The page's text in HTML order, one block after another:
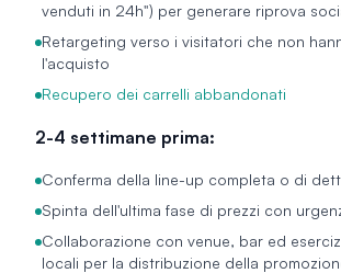
venduti in 24h") per generare riprova
Retargeting verso i visitatori che non
l'acquisto
Recupero dei carrelli abbandonati
2-4 settimane prima:
Conferma della line-up completa o di
Spinta dell'ultima fase di prezzi con
Collaborazione con venue, bar ed
locali per la distribuzione della